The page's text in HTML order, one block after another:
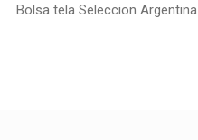
Bolsa tela Seleccion Argentina